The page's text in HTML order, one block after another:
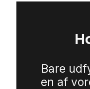
Bare
en af